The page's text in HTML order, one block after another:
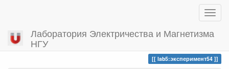
Лаборатория Электричества и Магнетизма
НГУ
Вы посетили
lab5:эксперимент54